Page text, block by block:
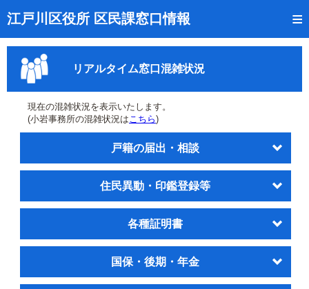
江戸川区役所 区民課窓口情報
トップページ
受付番号の呼出状況確認
証明書の交付状況確認
呼出状況のメール通知登録
事前予約の確認・取消
本サイトのご利用案内
リアルタイム窓口混雑状況
現在の混雑状況を表示いたします。
(小岩事務所の混雑状況はこちら)
戸籍の届出・相談
住民異動・印鑑登録等
各種証明書
国保・後期・年金